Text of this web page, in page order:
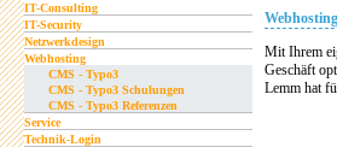
IT-Consulting
IT-Security
Netzwerkdesign
Webhosting
CMS - Typo3
CMS - Typo3 Schulungen
CMS - Typo3 Referenzen
Service
Technik-Login
Mit Ihrem
Geschäft
Lemm hat